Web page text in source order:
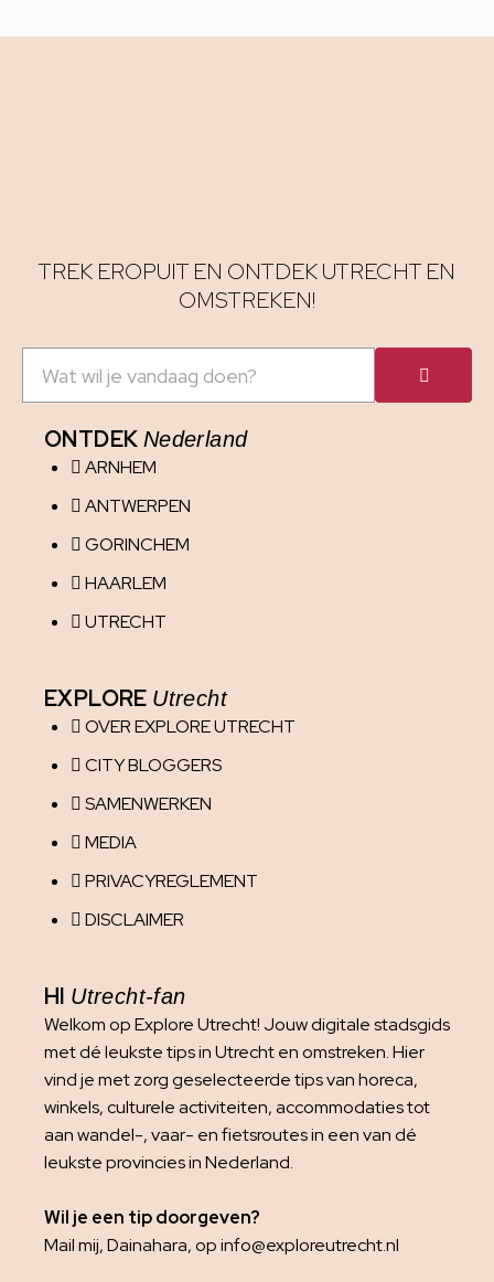
TREK EROPUIT EN ONTDEK UTRECHT EN
OMSTREKEN!
ONTDEK Nederland
ARNHEM
ANTWERPEN
GORINCHEM
HAARLEM
UTRECHT
EXPLORE Utrecht
OVER EXPLORE UTRECHT
CITY BLOGGERS
SAMENWERKEN
MEDIA
PRIVACYREGLEMENT
DISCLAIMER
HI Utrecht-fan
Welkom op Explore Utrecht! Jouw digitale stadsgids
met dé leukste tips in Utrecht en omstreken. Hier
vind je met zorg geselecteerde tips van horeca,
winkels, culturele activiteiten, accommodaties tot
aan wandel-, vaar- en fietsroutes in een van dé
leukste provincies in Nederland.
Wil je een tip doorgeven?
Mail mij, Dainahara, op info@exploreutrecht.nl